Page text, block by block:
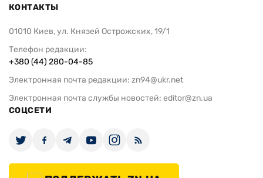
КОНТАКТЫ
01010 Киев, ул. Князей Острожских, 19/1
Телефон редакции:
+380 (44) 280-04-85
Электронная почта редакции: zn94@ukr.net
Электронная почта службы новостей: editor@zn.ua
СОЦСЕТИ